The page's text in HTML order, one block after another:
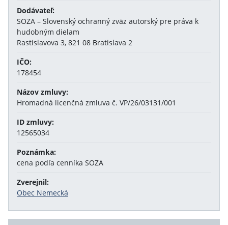
Dodávateľ:
SOZA – Slovenský ochranný zväz autorský pre práva k
hudobným dielam
Rastislavova 3, 821 08 Bratislava 2
IČO:
178454
Názov zmluvy:
Hromadná licenčná zmluva č. VP/26/03131/001
ID zmluvy:
12565034
Poznámka:
cena podľa cenníka SOZA
Zverejnil:
Obec Nemecká